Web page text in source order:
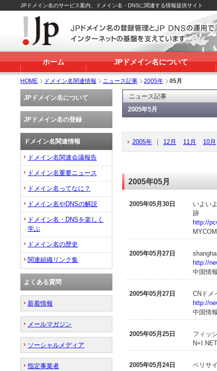
JPドメイン名のサービス案内、ドメイン名・DNSに関連する情報提供サイト
ホーム JPドメイン名について
HOME ドメイン名関連情報 ニュース記事 2005年 05月
ニュース記事
2005年5月
2005年 ｜ 12月 11月 10月
2005年05月
2005年05月30日
いよい
跡
http://
2005年05月27日
http://
中国情
2005年05月27日
CNドメ
http://
中国情
2005年05月25日
フィッ
N+I
2005年05月24日
ベリサ
JPドメイン名について
JPドメイン名の登録
ドメイン名関連情報
ドメイン名関連会議報告
ドメイン名重要ニュース
ドメイン名ってなに？
ドメイン名やDNSの解説
ドメイン名・DNSを楽しく
学ぶ
ドメイン名の歴史
関連組織リンク集
よくある質問
新着情報
メールマガジン
ソーシャルメディア
指定事業者